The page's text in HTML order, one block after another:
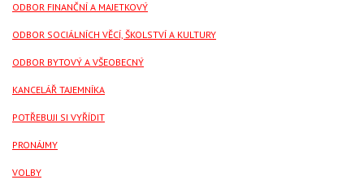
ODBOR FINANČNÍ A MAJETKOVÝ
ODBOR SOCIÁLNÍCH VĚCÍ, ŠKOLSTVÍ A KULTURY
ODBOR BYTOVÝ A VŠEOBECNÝ
KANCELÁŘ TAJEMNÍKA
POTŘEBUJI SI VYŘÍDIT
PRONÁJMY
VOLBY